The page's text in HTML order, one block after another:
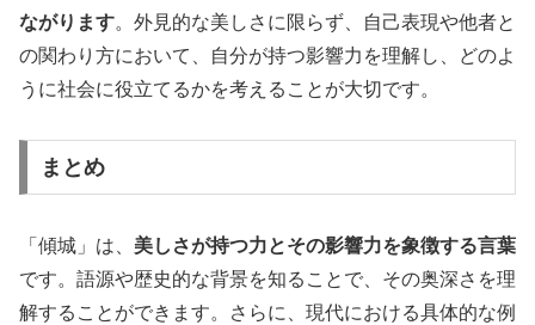
ながります。外見的な美しさに限らず、自己表現や他者と
の関わり方において、自分が持つ影響力を理解し、どのよ
うに社会に役立てるかを考えることが大切です。
まとめ
「傾城」は、 美しさが持つ力とその影響力を象徴する言葉
です。語源や歴史的な背景を知ることで、その奥深さを理
解することができます。さらに、現代における具体的な例